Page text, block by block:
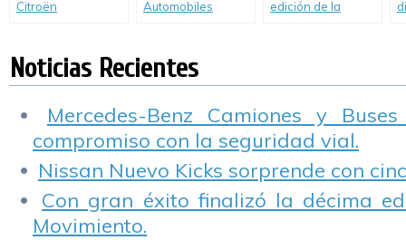
Citroën
Automobiles
trabajo respecto al
cambio climático.
edición de la
Noticias Recientes
Mercedes-Benz Camiones y
compromiso con la seguridad vial.
Nissan Nuevo Kicks sorprende con
Con gran éxito finalizó la décima
Movimiento.